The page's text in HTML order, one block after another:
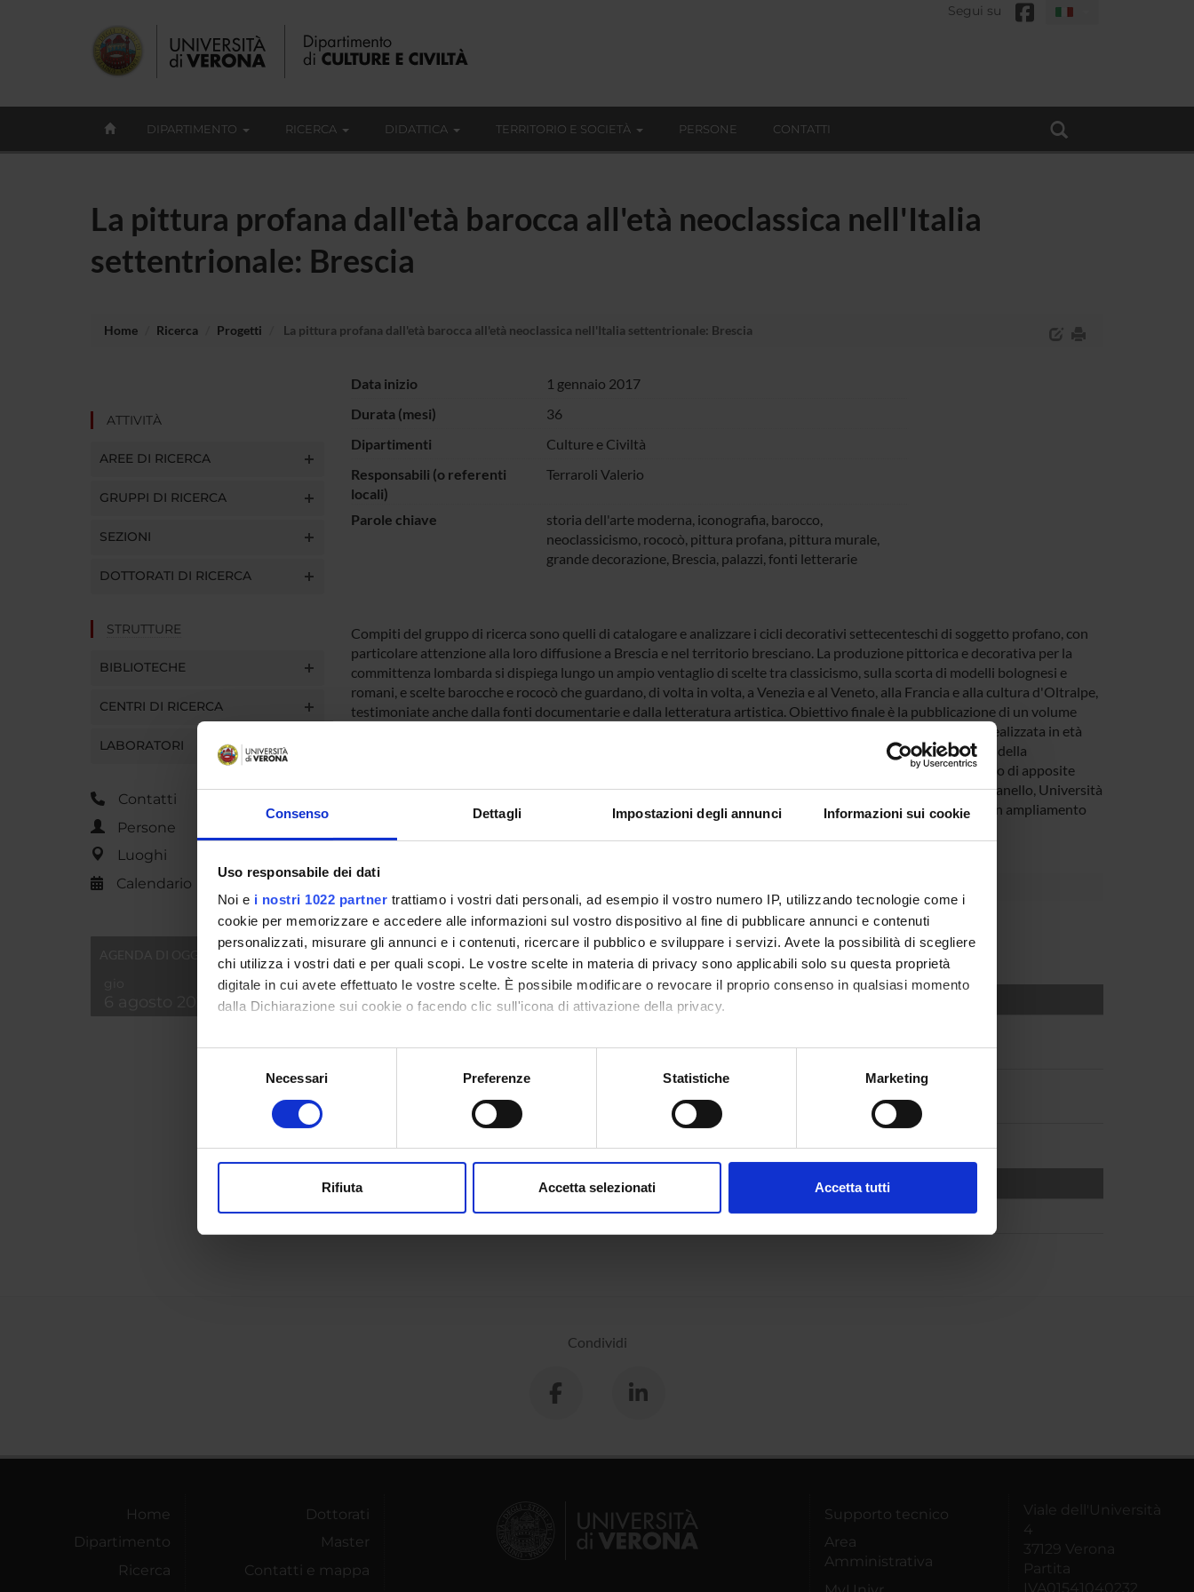
Consenso Dettagli Impostazioni degli annunci Informazioni sui cookie
Uso responsabile dei dati
Noi e i nostri 1022 partner trattiamo i vostri dati personali, ad esempio il vostro numero IP, utilizzando tecnologie come i
cookie per memorizzare e accedere alle informazioni sul vostro dispositivo al fine di pubblicare annunci e contenuti
personalizzati, misurare gli annunci e i contenuti, ricercare il pubblico e sviluppare i servizi. Avete la possibilità di scegliere
chi utilizza i vostri dati e per quali scopi. Le vostre scelte in materia di privacy sono applicabili solo su questa proprietà
digitale in cui avete effettuato le vostre scelte. È possibile modificare o revocare il proprio consenso in qualsiasi momento
dalla Dichiarazione sui cookie o facendo clic sull'icona di attivazione della privacy.
Con il tuo consenso, vorremmo anche:
raccogliere informazioni sulla tua posizione geografica, con un'approssimazione di qualche metro,
digitali).
modificare o ritirare il tuo consenso in qualsiasi momento dalla Dichiarazione sui cookie.
Necessari Preferenze Statistiche Marketing
Rifiuta Accetta selezionati Accetta tutti
Segui su
DIPARTIMENTO RICERCA DIDATTICA TERRITORIO E SOCIETÀ PERSONE CONTATTI
La pittura profana dall'età barocca all'età neoclassica nell'Italia
settentrionale: Brescia
Home Ricerca Progetti La pittura profana dall'età barocca all'età neoclassica nell'Italia settentrionale: Brescia
ATTIVITÀ
AREE DI RICERCA
GRUPPI DI RICERCA
SEZIONI
DOTTORATI DI RICERCA
STRUTTURE
BIBLIOTECHE
CENTRI DI RICERCA
LABORATORI
Contatti
Persone
Luoghi
Calendario
Data inizio
1 gennaio 2017
Durata (mesi)
36
Dipartimenti
Culture e Civiltà
Responsabili (o referenti
locali)
Terraroli Valerio
Parole chiave
storia dell'arte moderna, iconografia, barocco,
neoclassicismo, rococò, pittura profana, pittura murale,
grande decorazione, Brescia, palazzi, fonti letterarie
Compiti del gruppo di ricerca sono quelli di catalogare e analizzare i cicli decorativi settecenteschi di soggetto profano, con
particolare attenzione alla loro diffusione a Brescia e nel territorio bresciano. La produzione pittorica e decorativa per la
committenza lombarda si dispiega lungo un ampio ventaglio di scelte tra classicismo, sulla scorta di modelli bolognesi e
romani, e scelte barocche e rococò che guardano, di volta in volta, a Venezia e al Veneto, alla Francia e alla cultura d'Oltralpe,
testimoniate anche dalla fonti documentarie e dalla letteratura artistica. Obiettivo finale è la pubblicazione di un volume
palazzi bresciani e la creazione e lo sviluppo di un database sulla grande decorazione di soggetto profano realizzata in età
barocca, rococò e neoclassica, che permetta di condurre ricerche sulle scelte iconografiche, gli orientamenti della
committenza e la diffusione di specifiche tematiche. L’idea di costituire un repertorio, ricco di immagini frutto di apposite
campagne fotografiche, è nata all’interno del PRIN 2010-2011 (Coordinatore nazionale prof. Giuseppe Pavanello, Università
di Trieste). La prima fase di lavoro si sta concentrando su una selezione di palazzi e ville bresciane; seguirà un ampliamento
Valerio Terraroli Professore ordinario
AREE DI RICERCA COINVOLTE DAL PROGETTO
Cultural heritage, cultural identities and memories
History of art and architecture
SEZIONI
Arti e Geografie
Condividi
Home
Dipartimento
Ricerca
Dottorati
Master
Contatti e mappa
Supporto tecnico
Area
Amministrativa
Viale dell'Università
4
37129 Verona
Partita
IVA01541040232